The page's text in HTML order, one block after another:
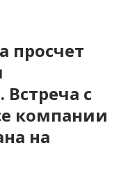
просчет
с
компании
на